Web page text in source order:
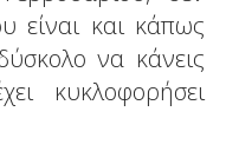
είναι και κάπως
να κάνεις
κυκλοφορήσει